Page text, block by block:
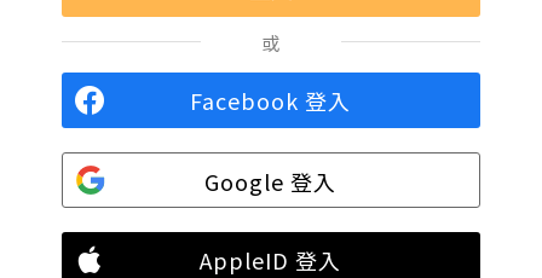
或
Facebook 登入
Google 登入
AppleID 登入